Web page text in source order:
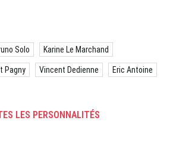
Solo Karine Le Marchand
Pagny Vincent Dedienne Eric Antoine
LES PERSONNALITÉS